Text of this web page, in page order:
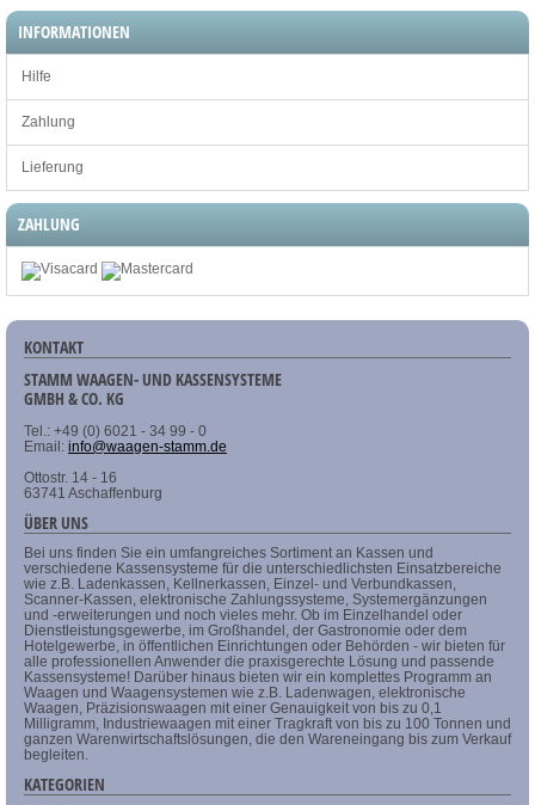
INFORMATIONEN
Hilfe
Zahlung
Lieferung
ZAHLUNG
KONTAKT
STAMM WAAGEN- UND KASSENSYSTEME
GMBH & CO. KG
Tel.: +49 (0) 6021 - 34 99 - 0
Email: info@waagen-stamm.de
Ottostr. 14 - 16
63741 Aschaffenburg
ÜBER UNS
Bei uns finden Sie ein umfangreiches Sortiment an Kassen und
verschiedene Kassensysteme für die unterschiedlichsten Einsatzbereiche
wie z.B. Ladenkassen, Kellnerkassen, Einzel- und Verbundkassen,
Scanner-Kassen, elektronische Zahlungssysteme, Systemergänzungen
und -erweiterungen und noch vieles mehr. Ob im Einzelhandel oder
Dienstleistungsgewerbe, im Großhandel, der Gastronomie oder dem
Hotelgewerbe, in öffentlichen Einrichtungen oder Behörden - wir bieten für
alle professionellen Anwender die praxisgerechte Lösung und passende
Kassensysteme! Darüber hinaus bieten wir ein komplettes Programm an
Waagen und Waagensystemen wie z.B. Ladenwagen, elektronische
Waagen, Präzisionswaagen mit einer Genauigkeit von bis zu 0,1
Milligramm, Industriewaagen mit einer Tragkraft von bis zu 100 Tonnen und
ganzen Warenwirtschaftslösungen, die den Wareneingang bis zum Verkauf
begleiten.
KATEGORIEN